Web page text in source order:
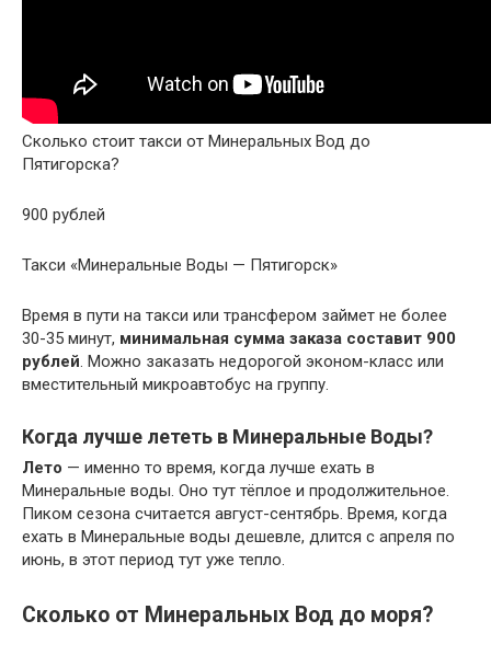
Сколько стоит такси от Минеральных Вод до
Пятигорска?
900 рублей
Такси «Минеральные Воды — Пятигорск»
Время в пути на такси или трансфером займет не более
30-35 минут, минимальная сумма заказа составит 900
рублей . Можно заказать недорогой эконом-класс или
вместительный микроавтобус на группу.
Когда лучше лететь в Минеральные Воды?
Лето — именно то время, когда лучше ехать в
Минеральные воды. Оно тут тёплое и продолжительное.
Пиком сезона считается август-сентябрь. Время, когда
ехать в Минеральные воды дешевле, длится с апреля по
июнь, в этот период тут уже тепло.
Сколько от Минеральных Вод до моря?